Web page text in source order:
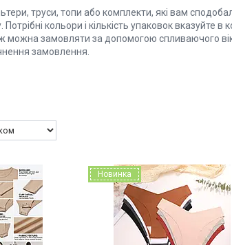
труси, топи або комплекти, які вам
кольори і кількість упаковок вказуйте
можна замовляти за допомогою спливаючого
замовлення.
Новинка